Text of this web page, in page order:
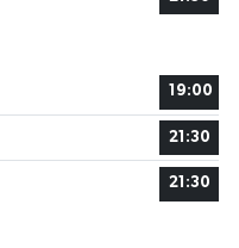
19:00
21:30
21:30